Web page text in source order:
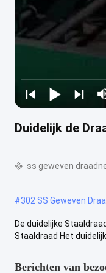
Duidelijk de
ss geweven
#302 SS Geweven
De duidelijke
Staaldraad Het
Berichten van